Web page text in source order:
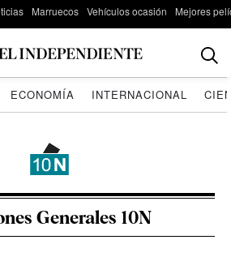
Marruecos Vehículos ocasión Mejores
ECONOMÍA INTERNACIONAL
Generales 10N